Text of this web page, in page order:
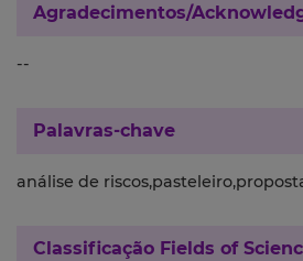
Agradecimentos/
--
Palavras-chave
análise de
Classificação Fields of